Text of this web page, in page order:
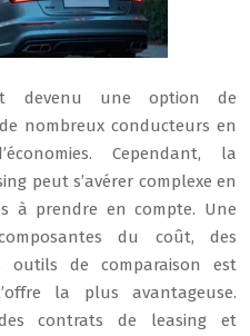
devenu une option de
nombreux conducteurs en
Cependant, la
peut s’avérer complexe en
à prendre en compte. Une
du coût, des
de comparaison est
la plus avantageuse.
contrats de leasing et